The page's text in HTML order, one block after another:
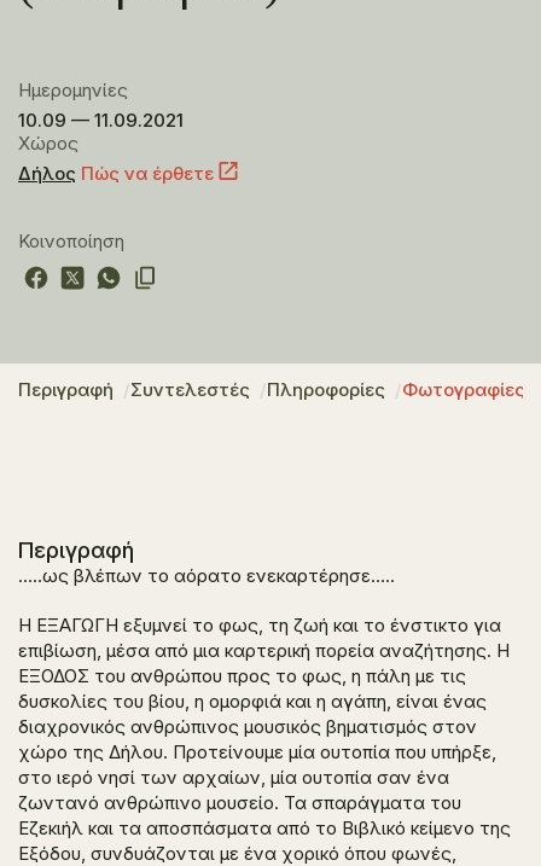
Ημερομηνίες
10.09 — 11.09.2021
Χώρος
Δήλος Πώς να έρθετε
Κοινοποίηση
Περιγραφή Συντελεστές Πληροφορίες Φωτογραφίες
Περιγραφή
…..ως βλέπων το αόρατο ενεκαρτέρησε…..
Η ΕΞΑΓΩΓΗ εξυμνεί το φως, τη ζωή και το ένστικτο για
επιβίωση, μέσα από μια καρτερική πορεία αναζήτησης. Η
ΕΞΟΔΟΣ του ανθρώπου προς το φως, η πάλη με τις
δυσκολίες του βίου, η ομορφιά και η αγάπη, είναι ένας
διαχρονικός ανθρώπινος μουσικός βηματισμός στον
χώρο της Δήλου. Προτείνουμε μία ουτοπία που υπήρξε,
στο ιερό νησί των αρχαίων, μία ουτοπία σαν ένα
ζωντανό ανθρώπινο μουσείο. Τα σπαράγματα του
Εζεκιήλ και τα αποσπάσματα από το Βιβλικό κείμενο της
Εξόδου, συνδυάζονται με ένα χορικό όπου φωνές,